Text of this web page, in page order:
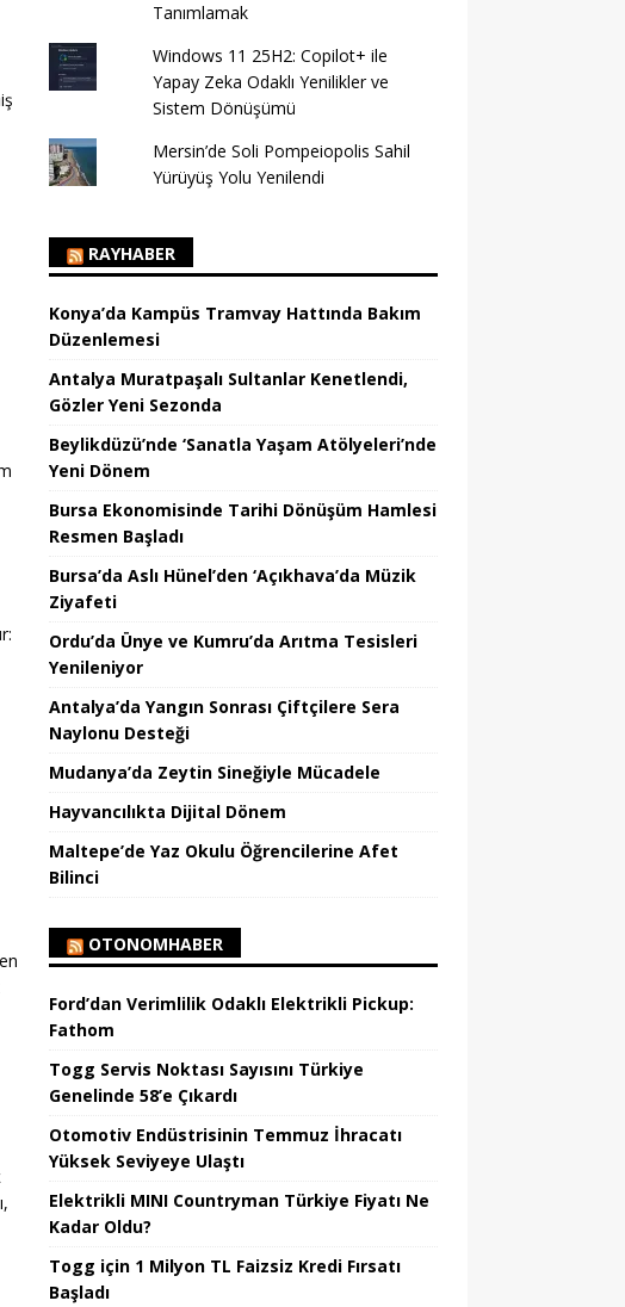
Tanımlamak
Windows 11 25H2: Copilot+ ile
Yapay Zeka Odaklı Yenilikler ve
Sistem Dönüşümü
Mersin’de Soli Pompeiopolis Sahil
Yürüyüş Yolu Yenilendi
RAYHABER
Konya’da Kampüs Tramvay Hattında Bakım
Düzenlemesi
Antalya Muratpaşalı Sultanlar Kenetlendi,
Gözler Yeni Sezonda
Beylikdüzü’nde ‘Sanatla Yaşam Atölyeleri’nde
Yeni Dönem
Bursa Ekonomisinde Tarihi Dönüşüm Hamlesi
Resmen Başladı
Bursa’da Aslı Hünel’den ‘Açıkhava’da Müzik
Ziyafeti
Ordu’da Ünye ve Kumru’da Arıtma Tesisleri
Yenileniyor
Antalya’da Yangın Sonrası Çiftçilere Sera
Naylonu Desteği
Mudanya’da Zeytin Sineğiyle Mücadele
Hayvancılıkta Dijital Dönem
Maltepe’de Yaz Okulu Öğrencilerine Afet
Bilinci
OTONOMHABER
Ford’dan Verimlilik Odaklı Elektrikli Pickup:
Fathom
Togg Servis Noktası Sayısını Türkiye
Genelinde 58’e Çıkardı
Otomotiv Endüstrisinin Temmuz İhracatı
Yüksek Seviyeye Ulaştı
Elektrikli MINI Countryman Türkiye Fiyatı Ne
Kadar Oldu?
Togg için 1 Milyon TL Faizsiz Kredi Fırsatı
Başladı